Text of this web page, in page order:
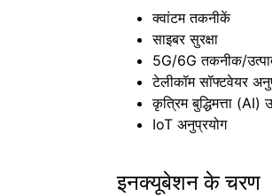
क्वांटम तकनीकें
साइबर सुरक्षा
5G/6G तकनीक/
टेलीकॉम सॉफ्टवेयर
कृत्रिम बुद्धिमत्ता (AI)
IoT अनुप्रयोग
इनक्यूबेशन के चरण